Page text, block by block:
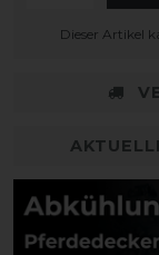
Dieser Artikel